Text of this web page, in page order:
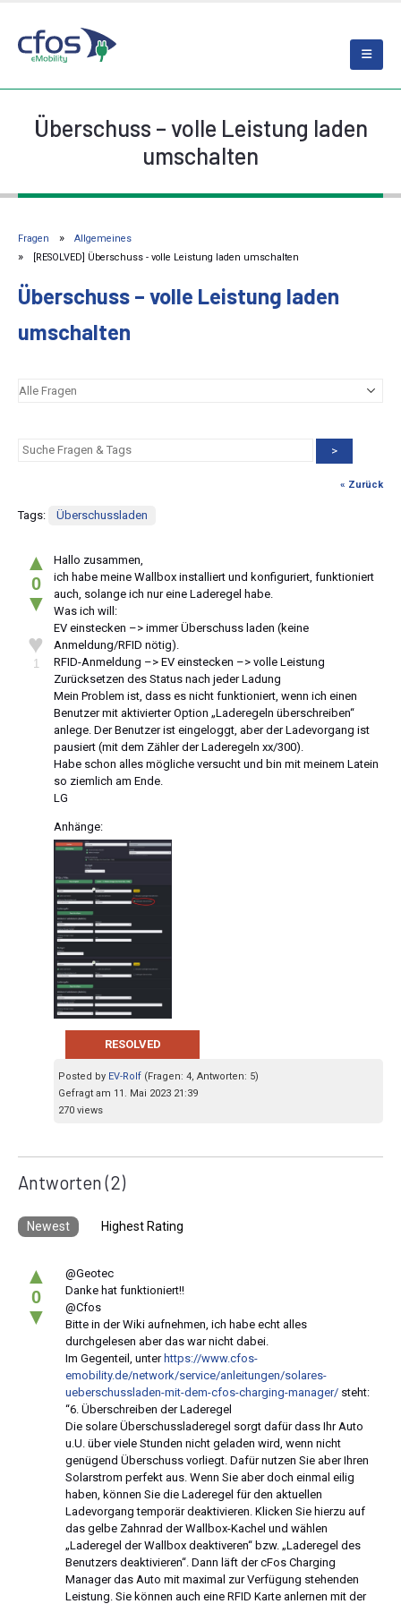
Überschuss – volle Leistung laden
umschalten
Fragen
Allgemeines
[RESOLVED] Überschuss - volle Leistung laden umschalten
Überschuss – volle Leistung laden
umschalten
>
« Zurück
Tags: Überschussladen
▲
0
▼
♥
1
Hallo zusammen,
ich habe meine Wallbox installiert und konfiguriert, funktioniert
auch, solange ich nur eine Laderegel habe.
Was ich will:
EV einstecken –> immer Überschuss laden (keine
Anmeldung/RFID nötig).
RFID-Anmeldung –> EV einstecken –> volle Leistung
Zurücksetzen des Status nach jeder Ladung
Mein Problem ist, dass es nicht funktioniert, wenn ich einen
Benutzer mit aktivierter Option „Laderegeln überschreiben“
anlege. Der Benutzer ist eingeloggt, aber der Ladevorgang ist
pausiert (mit dem Zähler der Laderegeln xx/300).
Habe schon alles mögliche versucht und bin mit meinem Latein
so ziemlich am Ende.
LG
Anhänge:
RESOLVED
Posted by EV-Rolf (Fragen: 4, Antworten: 5)
Gefragt am 11. Mai 2023 21:39
270 views
Antworten(2)
Newest Highest Rating
▲
0
▼
@Geotec
Danke hat funktioniert!!
@Cfos
Bitte in der Wiki aufnehmen, ich habe echt alles
durchgelesen aber das war nicht dabei.
Im Gegenteil, unter https://www.cfos-
emobility.de/network/service/anleitungen/solares-
ueberschussladen-mit-dem-cfos-charging-manager/ steht:
“6. Überschreiben der Laderegel
Die solare Überschussladeregel sorgt dafür dass Ihr Auto
u.U. über viele Stunden nicht geladen wird, wenn nicht
genügend Überschuss vorliegt. Dafür nutzen Sie aber Ihren
Solarstrom perfekt aus. Wenn Sie aber doch einmal eilig
haben, können Sie die Laderegel für den aktuellen
Ladevorgang temporär deaktivieren. Klicken Sie hierzu auf
das gelbe Zahnrad der Wallbox-Kachel und wählen
„Laderegel der Wallbox deaktiveren“ bzw. „Laderegel des
Benutzers deaktivieren“. Dann läft der cFos Charging
Manager das Auto mit maximal zur Verfügung stehenden
Leistung. Sie können auch eine RFID Karte anlernen mit der